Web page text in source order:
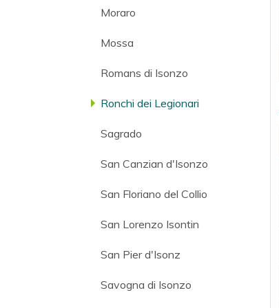
Moraro
Mossa
Romans di Isonzo
Ronchi dei Legionari
Sagrado
San Canzian d'Isonzo
San Floriano del Collio
San Lorenzo Isontin
San Pier d'Isonz
Savogna di Isonzo